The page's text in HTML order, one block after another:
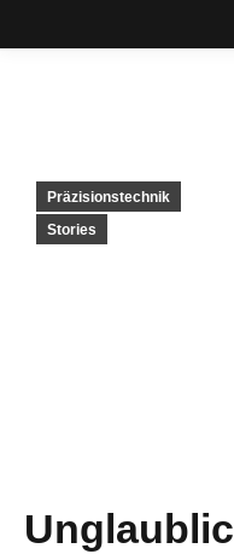
Präzisionstechnik
Stories